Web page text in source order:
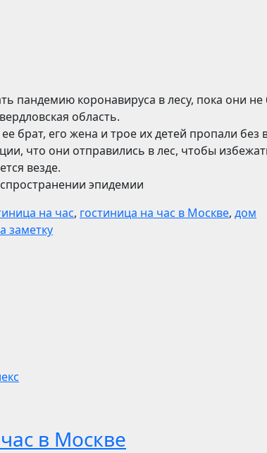
пандемию коронавируса в лесу, пока они
область.
брат, его жена и трое их детей пропали без
что они отправились в лес, чтобы
везде.
эпидемии
на час, гостиница на час в Москве, дом
заметку
в Москве